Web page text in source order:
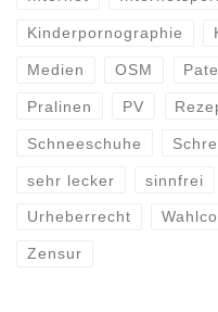
Kinderpornographie
Medien OSM
Pralinen PV
Schneeschuhe
sehr lecker sinnfrei
Urheberrecht
Zensur